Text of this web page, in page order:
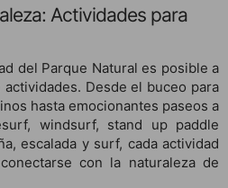
Actividades para
del Parque Natural es posible a
Desde el buceo para
hasta emocionantes paseos a
windsurf, stand up paddle
escalada y surf, cada actividad
con la naturaleza de